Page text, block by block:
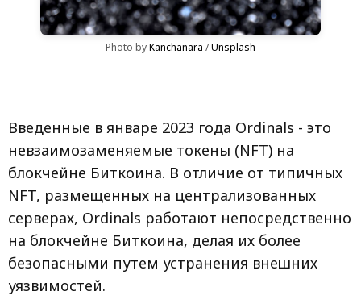
Photo by Kanchanara / Unsplash
Введенные в январе 2023 года Ordinals - это
невзаимозаменяемые токены (NFT) на
блокчейне Биткоина. В отличие от типичных
NFT, размещенных на централизованных
серверах, Ordinals работают непосредственно
на блокчейне Биткоина, делая их более
безопасными путем устранения внешних
уязвимостей.